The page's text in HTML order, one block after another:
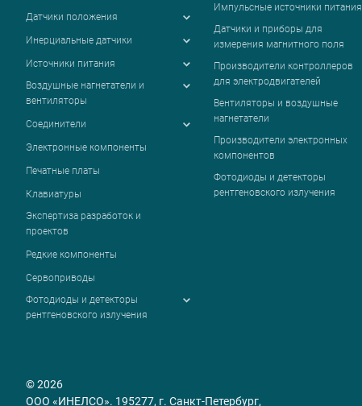
Датчики положения
Инерциальные датчики
Источники питания
Воздушные нагнетатели и
вентиляторы
Соединители
Электронные компоненты
Печатные платы
Клавиатуры
Экспертиза разработок и
проектов
Редкие компоненты
Сервоприводы
Фотодиоды и детекторы
рентгеновского излучения
Импульсные источники питания
Датчики и приборы для
измерения магнитного поля
Производители контроллеров
для электродвигателей
Вентиляторы и воздушные
нагнетатели
Производители электронных
компонентов
Фотодиоды и детекторы
рентгеновского излучения
© 2026
ООО «ИНЕЛСО». 195277, г. Санкт-Петербург,